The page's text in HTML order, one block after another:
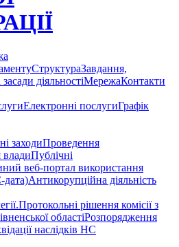
СтруктураЗавдання,
діяльностіМережаКонтакти
Електронні послугиГрафік
заходиПроведення
Публічні
веб-портал використання
дата)Антикорупційна діяльність
Протокольні рішення комісії з
областіРозпорядження
наслідків НС